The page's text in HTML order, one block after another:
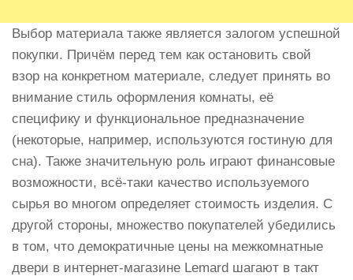
Выбор материала также является залогом успешной
покупки. Причём перед тем как остановить свой
взор на конкретном материале, следует принять во
внимание стиль оформления комнаты, её
специфику и функциональное предназначение
(некоторые, например, используются гостиную для
сна). Также значительную роль играют финансовые
возможности, всё-таки качество используемого
сырья во многом определяет стоимость изделия. С
другой стороны, множество покупателей убедились
в том, что демократичные цены на межкомнатные
двери в интернет-магазине Lemard шагают в такт